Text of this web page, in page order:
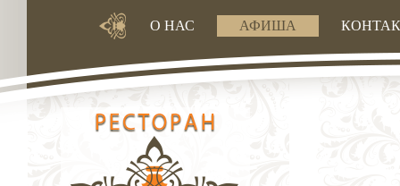
О НАС АФИША